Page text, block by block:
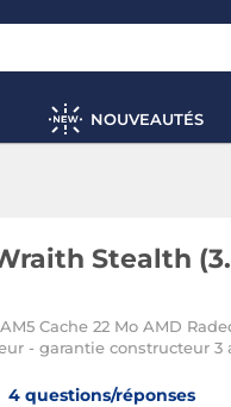
NOUVEAUTÉS
Stealth
Cache 22 Mo AMD
- garantie constructeur 3
4 questions/réponses